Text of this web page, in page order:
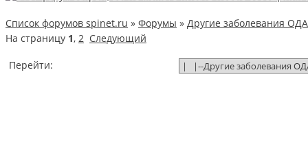
Список форумов spinet.ru » Форумы » Другие заболевания ОДА
На страницу 1, 2 Следующий
Перейти: